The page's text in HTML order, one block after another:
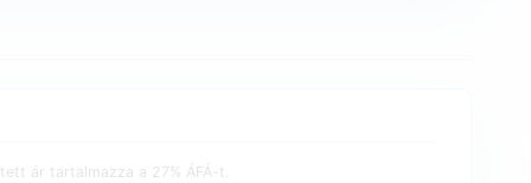
ár tartalmazza a 27% ÁFÁ-t.